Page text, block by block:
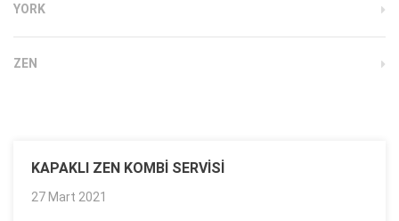
YORK
ZEN
KAPAKLI ZEN KOMBI SERVISI
27 Mart 2021